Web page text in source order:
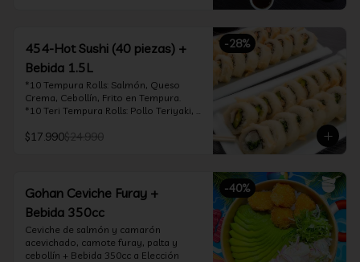
salmón y bañado en salsa acevichada
*10 Tempura Rolls: Salmón, Queso
Crema, Cebollín, Frito en Tempura.
*Incluye 2 palitos, 2 soya 30ml, 1 salsa
teriyaki 30ml
-28%
454-Hot Sushi (40 piezas) +
Bebida 1.5L
*10 Tempura Rolls: Salmón, Queso
Crema, Cebollín, Frito en Tempura.
*10 Teri Tempura Rolls: Pollo Teriyaki,
Tempura
Queso Crema y Cebollín, frito en
tempura
*Incluye 2 palitos, 2 soya 30ml, 1 salsa
teriyaki 30ml
$17.990$24.990
-40%
Gohan Ceviche Furay +
Bebida 350cc
Ceviche de salmón y camarón
acevichado, camote furay, palta y
cebollín + Bebida 350cc a Elección